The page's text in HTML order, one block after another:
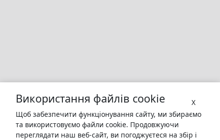
X
Використання файлів cookie
Щоб забезпечити функціонування сайту, ми збираємо
та використовуємо файли cookie. Продовжуючи
переглядати наш веб-сайт, ви погоджуєтеся на збір і